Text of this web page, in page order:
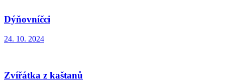
Dýňovníčci
24. 10. 2024
Zvířátka z kaštanů